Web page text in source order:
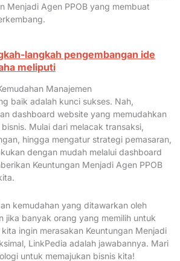
Menjadi Agen PPOB yang membuat
langkah pengembangan ide
meliputi
Manajemen
baik adalah kunci sukses. Nah,
dashboard website yang memudahkan
Mulai dari melacak transaksi,
hingga mengatur strategi pemasaran,
dengan mudah melalui dashboard
Keuntungan Menjadi Agen PPOB
kemudahan yang ditawarkan oleh
jika banyak orang yang memilih untuk
ingin merasakan Keuntungan Menjadi
LinkPedia adalah jawabannya. Mari
untuk memajukan bisnis kita!